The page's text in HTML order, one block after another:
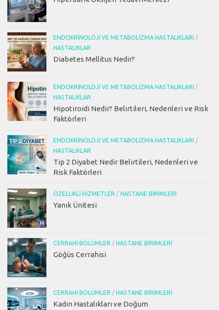
ENDOKRINOLOJI VE METABOLIZMA HASTALIKLARI
/
HASTALIKLAR
Diabetes Mellitus Nedir?
ENDOKRINOLOJI VE METABOLIZMA HASTALIKLARI
/
HASTALIKLAR
Hipotiroidi Nedir? Belirtileri, Nedenleri ve Risk
Faktörleri
ENDOKRINOLOJI VE METABOLIZMA HASTALIKLARI
/
HASTALIKLAR
Tip 2 Diyabet Nedir Belirtileri, Nedenleri ve
Risk Faktörleri
ÖZELLIKLI HIZMETLER / HASTANE BIRIMLERI
Yanık Ünitesi
CERRAHI BÖLÜMLER / HASTANE BIRIMLERI
Göğüs Cerrahisi
CERRAHI BÖLÜMLER / HASTANE BIRIMLERI
Kadın Hastalıkları ve Doğum